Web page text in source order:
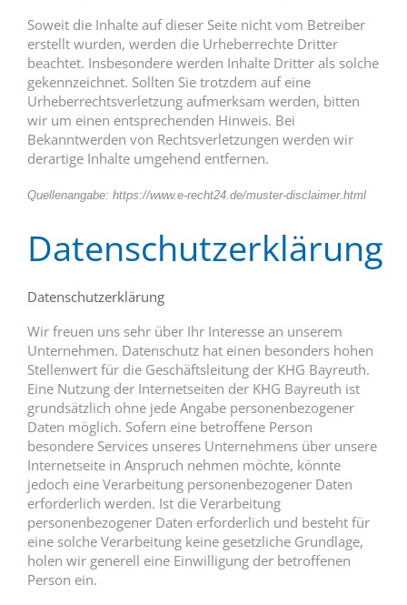
Soweit die Inhalte auf dieser Seite nicht vom Betreiber
erstellt wurden, werden die Urheberrechte Dritter
beachtet. Insbesondere werden Inhalte Dritter als solche
gekennzeichnet. Sollten Sie trotzdem auf eine
Urheberrechtsverletzung aufmerksam werden, bitten
wir um einen entsprechenden Hinweis. Bei
Bekanntwerden von Rechtsverletzungen werden wir
derartige Inhalte umgehend entfernen.
Quellenangabe: https://www.e-recht24.de/muster-disclaimer.html
Datenschutzerklärung
Datenschutzerklärung
Wir freuen uns sehr über Ihr Interesse an unserem
Unternehmen. Datenschutz hat einen besonders hohen
Stellenwert für die Geschäftsleitung der KHG Bayreuth.
Eine Nutzung der Internetseiten der KHG Bayreuth ist
grundsätzlich ohne jede Angabe personenbezogener
Daten möglich. Sofern eine betroffene Person
besondere Services unseres Unternehmens über unsere
Internetseite in Anspruch nehmen möchte, könnte
jedoch eine Verarbeitung personenbezogener Daten
erforderlich werden. Ist die Verarbeitung
personenbezogener Daten erforderlich und besteht für
eine solche Verarbeitung keine gesetzliche Grundlage,
holen wir generell eine Einwilligung der betroffenen
Person ein.